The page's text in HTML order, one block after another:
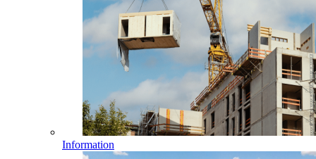
Information